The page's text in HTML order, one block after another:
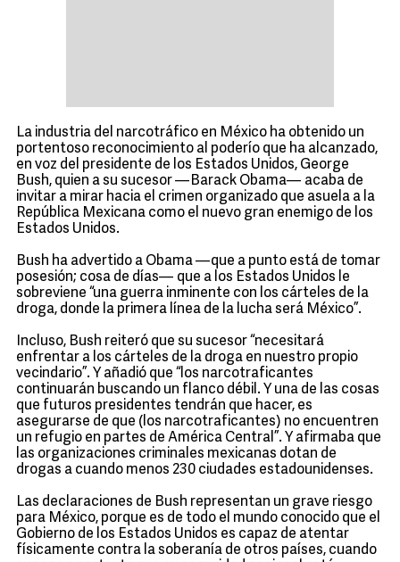
La industria del narcotráfico en México ha obtenido un
portentoso reconocimiento al poderío que ha alcanzado,
en voz del presidente de los Estados Unidos, George
Bush, quien a su sucesor —Barack Obama— acaba de
invitar a mirar hacia el crimen organizado que asuela a la
República Mexicana como el nuevo gran enemigo de los
Estados Unidos.
Bush ha advertido a Obama —que a punto está de tomar
posesión; cosa de días— que a los Estados Unidos le
sobreviene “una guerra inminente con los cárteles de la
droga, donde la primera línea de la lucha será México”.
Incluso, Bush reiteró que su sucesor “necesitará
enfrentar a los cárteles de la droga en nuestro propio
vecindario”. Y añadió que “los narcotraficantes
continuarán buscando un flanco débil. Y una de las cosas
que futuros presidentes tendrán que hacer, es
asegurarse de que (los narcotraficantes) no encuentren
un refugio en partes de América Central”. Y afirmaba que
las organizaciones criminales mexicanas dotan de
drogas a cuando menos 230 ciudades estadounidenses.
Las declaraciones de Bush representan un grave riesgo
para México, porque es de todo el mundo conocido que el
Gobierno de los Estados Unidos es capaz de atentar
físicamente contra la soberanía de otros países, cuando